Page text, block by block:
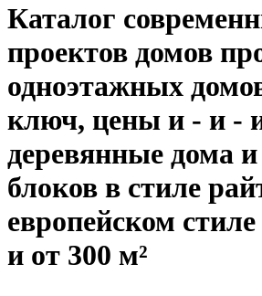
Каталог
проектов домов
одноэтажных
ключ, цены и - и -
деревянные дома
блоков в стиле
европейском стиле
и от 300 м²